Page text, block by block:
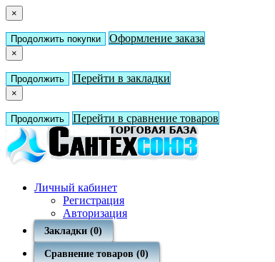
×
Продолжить покупки Оформление заказа
×
Продолжить Перейти в закладки
×
Продолжить Перейти в сравнение товаров
Личный кабинет
Регистрация
Авторизация
Закладки (0)
Сравнение товаров (0)